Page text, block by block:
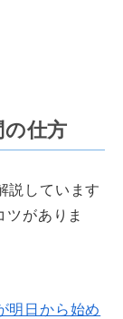
仕方
説しています
がありま
明日から始め